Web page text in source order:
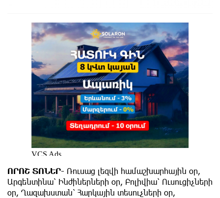
ՈՐՈՇ ՏՈՆԵՐ- Ռուսաց լեզվի համաշխարհային օր,
Արգենտինա՝ Ինժիներների օր, Բոլիվիա՝ Ուսուցիչների
օր, Ղազախստան՝ Հարկային տեսուչների օր,